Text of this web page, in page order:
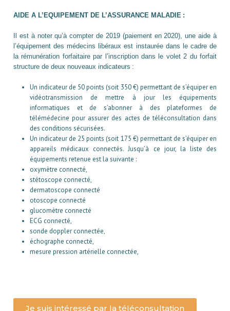
AIDE A L’EQUIPEMENT DE L’ASSURANCE MALADIE :
Il est à noter qu’à compter de 2019 (paiement en 2020), une aide à
l’équipement des médecins libéraux est instaurée dans le cadre de
la rémunération forfaitaire par l’inscription dans le volet 2 du forfait
structure de deux nouveaux indicateurs :
Un indicateur de 50 points (soit 350 €) permettant de s’équiper en
vidéotransmission de mettre à jour les équipements
informatiques et de s’abonner à des plateformes de
télémédecine pour assurer des actes de téléconsultation dans
des conditions sécurisées.
Un indicateur de 25 points (soit 175 €) permettant de s’équiper en
appareils médicaux connectés. Jusqu’à ce jour, la liste des
équipements retenue est la suivante :
oxymètre connecté,
stétoscope connecté,
dermatoscope connecté
otoscope connecté
glucomètre connecté
ECG connecté,
sonde doppler connectée,
échographe connecté,
mesure pression artérielle connectée,
Je suis intéressé par la téléconsultation